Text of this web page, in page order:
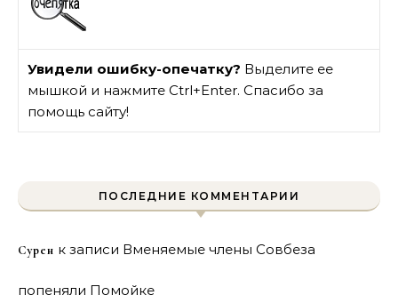
Увидели ошибку-опечатку? Выделите ее
мышкой и нажмите Ctrl+Enter. Спасибо за
помощь сайту!
ПОСЛЕДНИЕ КОММЕНТАРИИ
Сурен к записи Вменяемые члены Совбеза
попеняли Помойке